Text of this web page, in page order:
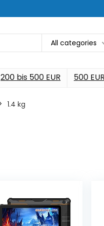
All categories
200 bis 500 EUR 500
‎1.4 kg